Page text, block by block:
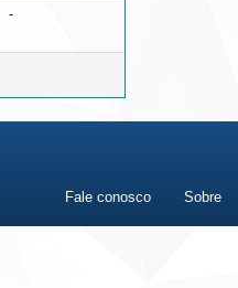
-
Fale conosco Sobre